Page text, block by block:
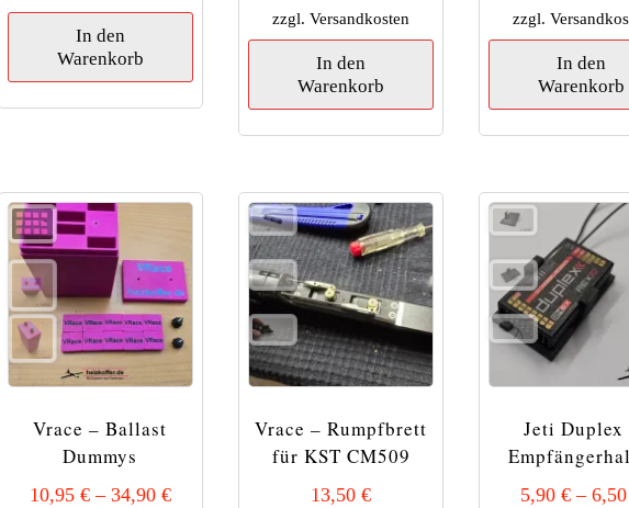
In den
Warenkorb
zzgl.Versandkosten
In den
Warenkorb
zzgl.
In den
Warenkorb
Vrace – Ballast
Dummys
10,95 €– 34,90 €
Vrace – Rumpfbrett
für KST CM509
13,50€
Jeti Duplex
5,90€ –